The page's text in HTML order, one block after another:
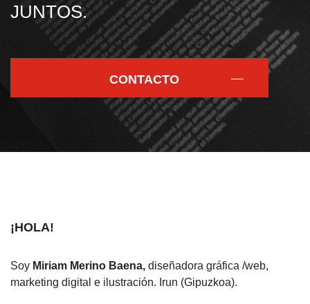
JUNTOS.
CONTACTO
¡HOLA!
Soy Miriam Merino Baena, diseñadora gráfica /web,
marketing digital e ilustración. Irun (Gipuzkoa).